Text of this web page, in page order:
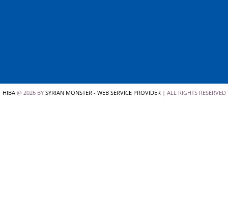
HIBA@ 2026 BY SYRIAN MONSTER - WEB SERVICE PROVIDER | ALL RIGHTS RESERVED